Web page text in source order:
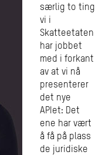
særlig to ting
vi i
Skatteetaten
har jobbet
med i forkant
av at vi nå
presenterer
det nye
APIet: Det
ene har vært
å få på plass
de juridiske